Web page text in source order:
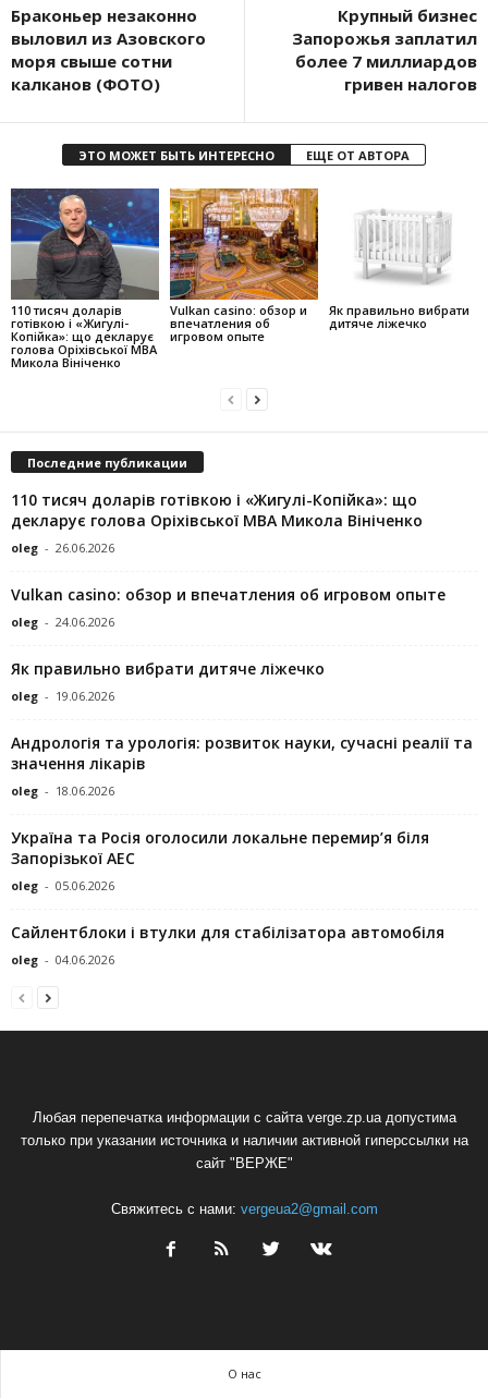
Браконьер незаконно
выловил из Азовского
моря свыше сотни
калканов (ФОТО)
Крупный бизнес
Запорожья заплатил
более 7 миллиардов
гривен налогов
ЭТО МОЖЕТ БЫТЬ ИНТЕРЕСНО ЕЩЕ ОТ АВТОРА
110 тисяч доларів
готівкою і «Жигулі-
Копійка»: що декларує
голова Оріхівської МВА
Микола Вініченко
Vulkan casino: обзор и
впечатления об
игровом опыте
Як правильно вибрати
дитяче ліжечко
Последние публикации
110 тисяч доларів готівкою і «Жигулі-Копійка»: що
декларує голова Оріхівської МВА Микола Вініченко
oleg - 26.06.2026
Vulkan casino: обзор и впечатления об игровом опыте
oleg - 24.06.2026
Як правильно вибрати дитяче ліжечко
oleg - 19.06.2026
Андрологія та урологія: розвиток науки, сучасні реалії та
значення лікарів
oleg - 18.06.2026
Україна та Росія оголосили локальне перемир’я біля
Запорізької АЕС
oleg - 05.06.2026
Сайлентблоки і втулки для стабілізатора автомобіля
oleg - 04.06.2026
Любая перепечатка информации с сайта verge.zp.ua допустима
только при указании источника и наличии активной гиперссылки на
сайт "ВЕРЖЕ"
Свяжитесь с нами: vergeua2@gmail.com
О нас